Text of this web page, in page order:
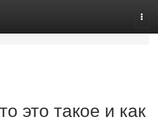
это такое и как